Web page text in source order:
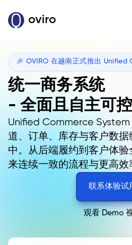
oviro
🎉 OVIRO 在越南正式推出 Unified
统一商务系统
- 全面且自主可控
Unified Commerce
道、订单、库存与客户数
中。从后端履约到客户体
来连续一致的流程与更高效
联系体验试
观看 Demo